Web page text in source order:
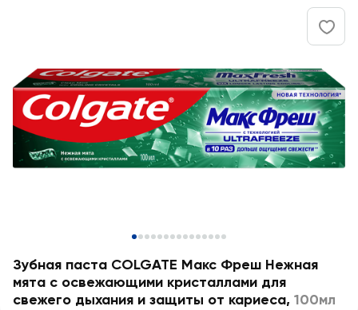
Зубная паста COLGATE Макс Фреш Нежная
мята с освежающими кристаллами для
свежего дыхания и защиты от кариеса, 100мл